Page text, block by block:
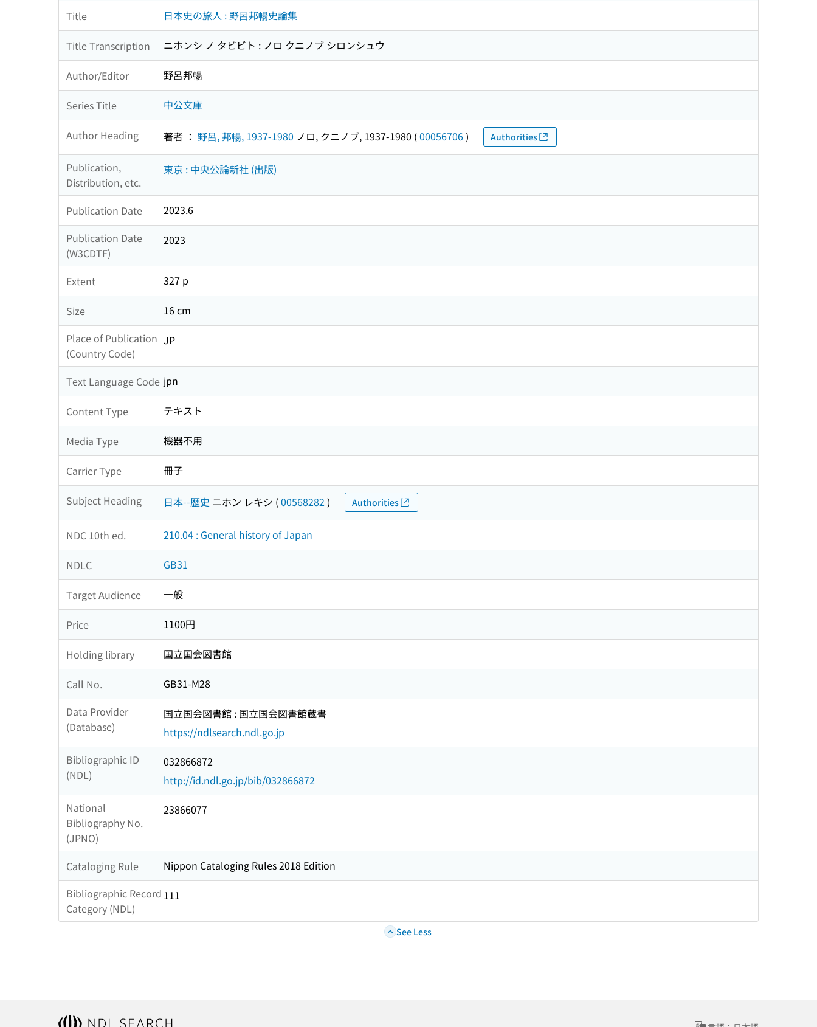
Title 日本史の旅人 : 野呂邦暢史論集
Title Transcription ニホンシ ノ タビビト : ノロ クニノブ シロンシュウ
Author/Editor 野呂邦暢
Series Title 中公文庫
Author Heading 著者 ： 野呂, 邦暢, 1937-1980 ノロ, クニノブ, 1937-1980 (00056706) Authorities
Publication,
Distribution, etc.
東京 : 中央公論新社 (出版)
Publication Date
2023.6
Publication Date
(W3CDTF)
2023
Extent 327 p
Size
16 cm
Place of Publication
(Country Code)
JP
Text Language Code jpn
Content Type テキスト
Media Type 機器不用
Carrier Type 冊子
Subject Heading 日本--歴史 ニホン レキシ (00568282 ) Authorities
NDC 10th ed. 210.04 : General history of Japan
NDLC GB31
Target Audience 一般
Price 1100円
Holding library 国立国会図書館
Call No.
GB31-M28
Data Provider
(Database)
国立国会図書館 : 国立国会図書館蔵書
https://ndlsearch.ndl.go.jp
Bibliographic ID
(NDL)
032866872
http://id.ndl.go.jp/bib/032866872
National
Bibliography No.
(JPNO)
23866077
Cataloging Rule
Nippon Cataloging Rules 2018 Edition
Bibliographic Record
Category (NDL)
111
See Less